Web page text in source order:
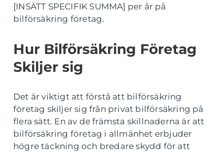
[INSÄTT SPECIFIK SUMMA] per år på
bilförsäkring företag.
Hur Bilförsäkring Företag
Skiljer sig
Det är viktigt att förstå att bilförsäkring
företag skiljer sig från privat bilförsäkring på
flera sätt. En av de främsta skillnaderna är att
bilförsäkring företag i allmänhet erbjuder
högre täckning och bredare skydd för att